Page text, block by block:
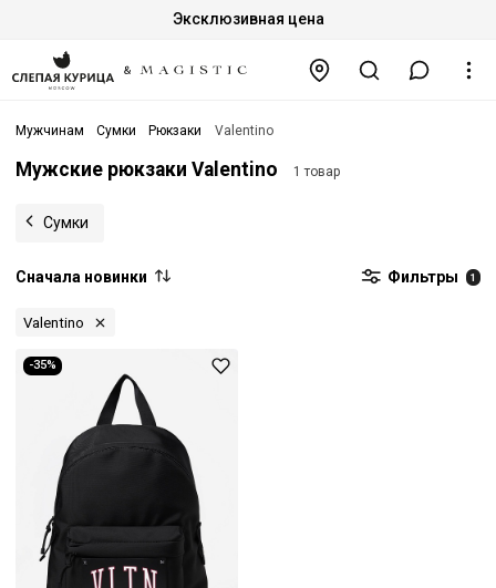
Эксклюзивная цена
Мужчинам Сумки Рюкзаки Valentino
Мужские рюкзаки Valentino 1 товар
Сумки
Сначала новинки Фильтры 1
Valentino
-35%